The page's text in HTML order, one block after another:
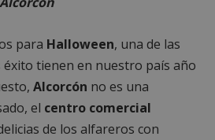
para Halloween, una de las
éxito tienen en nuestro país año
Alcorcón no es una
el centro comercial
de los alfareros con